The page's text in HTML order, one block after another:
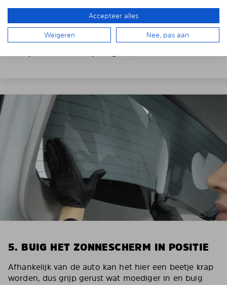
Plaats het Solarplexius paneel van binnenuit voor de
ruiten van uw voertuig.Steek hiervoor de ruiten
achter de voertuigbekleding.
5. BUIG HET ZONNESCHERM IN POSITIE
Afhankelijk van de auto kan het hier een beetje krap
worden, dus grijp gerust wat moediger in en buig
Accepteer alles
Weigeren Nee, pas aan